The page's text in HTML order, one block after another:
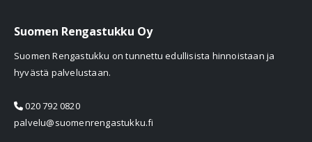
Suomen Rengastukku Oy
Suomen Rengastukku on tunnettu edullisista hinnoistaan ja
hyvästä palvelustaan.
020 792 0820
palvelu@suomenrengastukku.fi